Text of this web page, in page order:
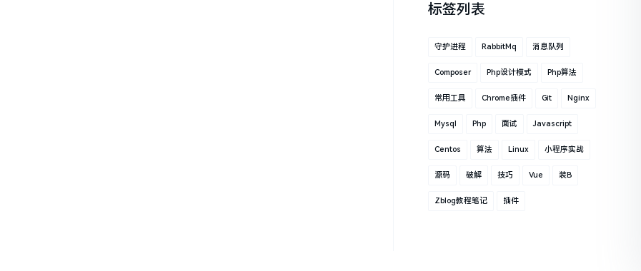
标签列表
守护进程 RabbitMq 消息队列
Composer Php设计模式 Php算法
常用工具 Chrome插件 Git Nginx
Mysql Php 面试 Javascript
Centos 算法 Linux 小程序实战
源码 破解 技巧 Vue 装B
Zblog教程笔记 插件